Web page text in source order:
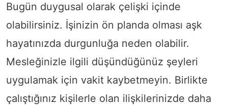
Bugün duygusal olarak çelişki içinde
olabilirsiniz. İşinizin ön planda olması aşk
hayatınızda durgunluğa neden olabilir.
Mesleğinizle ilgili düşündüğünüz şeyleri
uygulamak için vakit kaybetmeyin. Birlikte
çalıştığınız kişilerle olan ilişkilerinizde daha